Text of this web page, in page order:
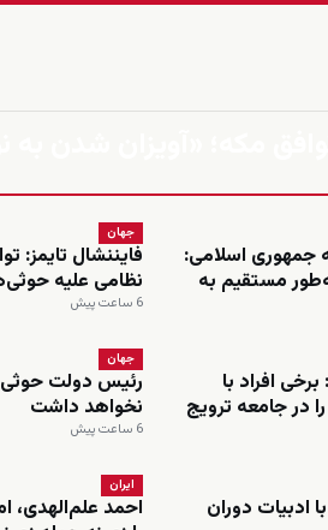
مکه؛ «آویزان شدن به
جمهوری اسلامی:
مستقیم به
جهان
فایننشال تایمز:
نظامی علیه
6 ساعت پیش
افراد با
در جامعه ترویج
جهان
رئیس دولت
نخواهد داشت
6 ساعت پیش
ادبیات دوران
ایران
احمد علم‌الهدی،